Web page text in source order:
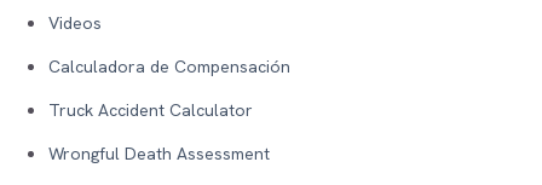
Videos
Calculadora de Compensación
Truck Accident Calculator
Wrongful Death Assessment